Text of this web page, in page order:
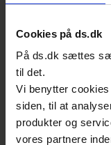
Cookies på ds.dk
På ds.dk sættes
til det.
Vi benytter
siden, til at
produkter og
vores partnere
Programmet
eftermiddag,
byder
Næste
Når de nye